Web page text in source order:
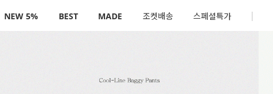
NEW 5% BEST MADE 조켓배송 스페셜특가